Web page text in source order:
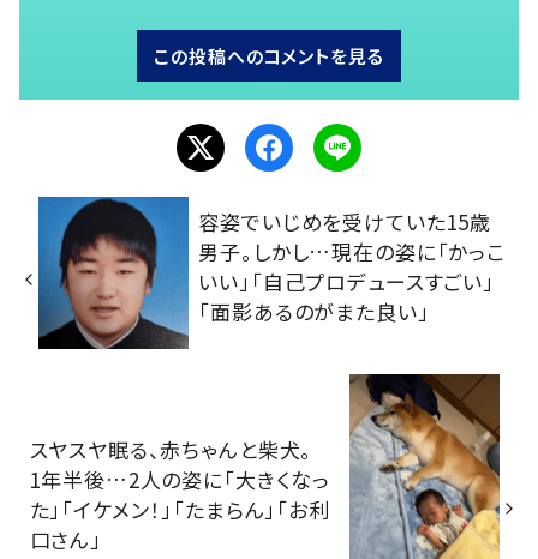
この投稿へのコメントを見る
容姿でいじめを受けていた15歳
男子。しかし…現在の姿に「かっこ
いい」「自己プロデュースすごい」
「面影あるのがまた良い」
スヤスヤ眠る、赤ちゃんと柴犬。
1年半後…2人の姿に「大きくなっ
た」「イケメン！」「たまらん」「お利
口さん」